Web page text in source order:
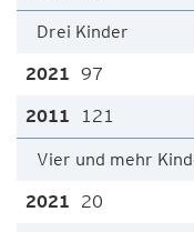
Drei Kinder
97
121
Vier und mehr
20